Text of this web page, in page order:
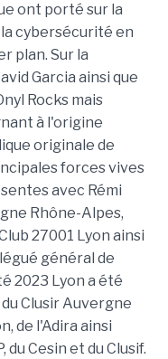
ont porté sur la
cybersécurité en
plan. Sur la
Garcia ainsi que
Rocks mais
à l'origine
originale de
forces vives
avec Rémi
Rhône-Alpes,
27001 Lyon ainsi
général de
2023 Lyon a été
Clusir Auvergne
de l'Adira ainsi
du Cesin et du Clusif.